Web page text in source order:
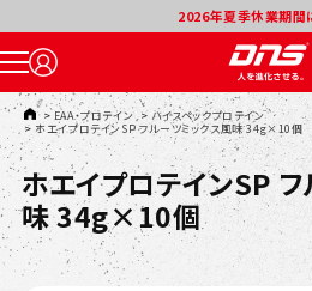
2026年夏季休業期間
TOP
>EAA・プロテイン >ハイスペックプロテイン
> ホエイプロテインSP フルーツミックス風味 34g×10個
ホエイプロテインSP
味 34g×10個